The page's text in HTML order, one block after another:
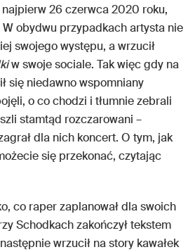
26 czerwca 2020 roku,
W obydwu przypadkach artysta nie
swojego występu, a wrzucił
w swoje sociale. Tak więc gdy na
się niedawno wspomniany
o co chodzi i tłumnie zebrali
stamtąd rozczarowani –
dla nich koncert. O tym, jak
się przekonać, czytając
co raper zaplanował dla swoich
Schodkach zakończył tekstem
wrzucił na story kawałek